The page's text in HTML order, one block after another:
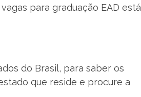
para graduação EAD está
do Brasil, para saber os
que reside e procure a